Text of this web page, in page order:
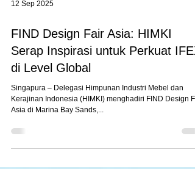
12 Sep 2025
FIND Design Fair Asia: HIMKI
Serap Inspirasi untuk Perkuat IFEX
di Level Global
Singapura – Delegasi Himpunan Industri Mebel dan